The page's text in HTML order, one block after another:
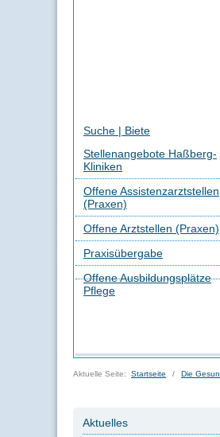
Suche | Biete
Stellenangebote Haßberg-
Kliniken
Offene Assistenzarztstellen
(Praxen)
Offene Arztstellen (Praxen)
Praxisübergabe
Offene Ausbildungsplätze
Pflege
Aktuelle Seite: Startseite Die
Aktuelles